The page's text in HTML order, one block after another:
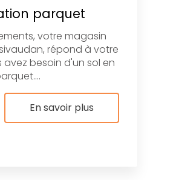
parquet
votre magasin
répond à votre
besoin d'un sol en
En savoir plus